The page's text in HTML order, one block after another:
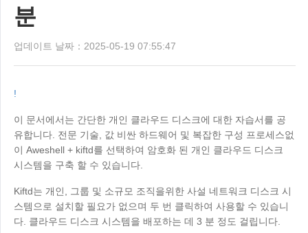
繁體中文 繁體中文
中國台灣
繁體中文
日本
日本語
한국어 English
ประเทศไทย Việt Nam
연락처
분
업데이트 날짜：2025-05-19 07:55:47
!
이 문서에서는 간단한 개인 클라우드 디스크에 대한 자습서를 공
유합니다. 전문 기술, 값 비싼 하드웨어 및 복잡한 구성 프로세스없
이 Aweshell + kiftd를 선택하여 암호화 된 개인 클라우드 디스크
시스템을 구축 할 수 있습니다.
Kiftd는 개인, 그룹 및 소규모 조직을위한 사설 네트워크 디스크 시
스템으로 설치할 필요가 없으며 두 번 클릭하여 사용할 수 있습니
다. 클라우드 디스크 시스템을 배포하는 데 3 분 정도 걸립니다.